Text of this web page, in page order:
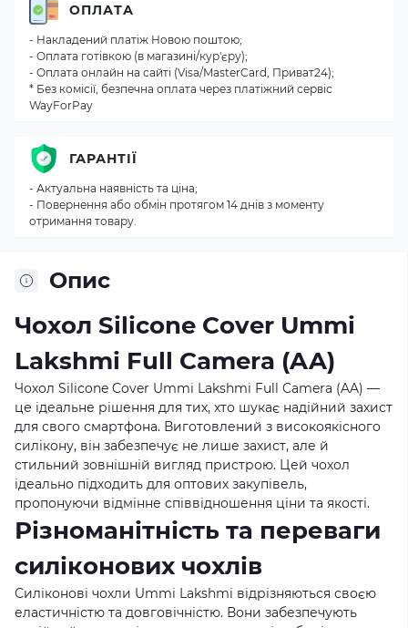
Опис
Чохол Silicone Cover Ummi
Lakshmi Full Camera (AA)
Чохол Silicone Cover Ummi Lakshmi Full Camera (AA) —
це ідеальне рішення для тих, хто шукає надійний захист
для свого смартфона. Виготовлений з високоякісного
силікону, він забезпечує не лише захист, але й
стильний зовнішній вигляд пристрою. Цей чохол
ідеально підходить для оптових закупівель,
пропонуючи відмінне співвідношення ціни та якості.
Різноманітність та переваги
силіконових чохлів
Силіконові чохли Ummi Lakshmi відрізняються своєю
еластичністю та довговічністю. Вони забезпечують
ОПЛАТА
- Накладений платіж Новою поштою;
- Оплата готівкою (в магазині/кур'єру);
- Оплата онлайн на сайті (Visa/MasterCard, Приват24);
* Без комісії, безпечна оплата через платіжний сервіс
WayForPay
ГАРАНТІЇ
- Актуальна наявність та ціна;
- Повернення або обмін протягом 14 днів з моменту
отримання товару.